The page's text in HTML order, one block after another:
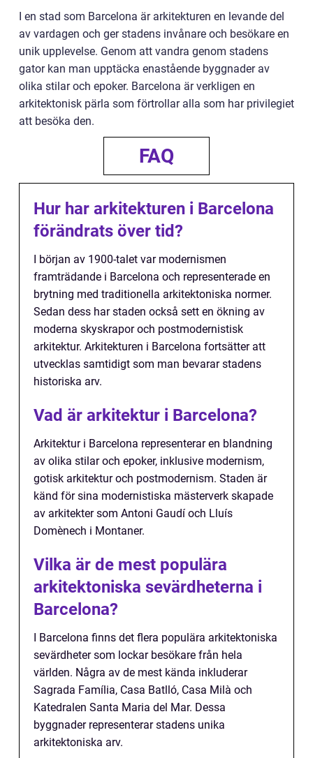
I en stad som Barcelona är arkitekturen en levande del
av vardagen och ger stadens invånare och besökare en
unik upplevelse. Genom att vandra genom stadens
gator kan man upptäcka enastående byggnader av
olika stilar och epoker. Barcelona är verkligen en
arkitektonisk pärla som förtrollar alla som har privilegiet
att besöka den.
FAQ
Hur har arkitekturen i Barcelona
förändrats över tid?
I början av 1900-talet var modernismen
framträdande i Barcelona och representerade en
brytning med traditionella arkitektoniska normer.
Sedan dess har staden också sett en ökning av
moderna skyskrapor och postmodernistisk
arkitektur. Arkitekturen i Barcelona fortsätter att
utvecklas samtidigt som man bevarar stadens
historiska arv.
Vad är arkitektur i Barcelona?
Arkitektur i Barcelona representerar en blandning
av olika stilar och epoker, inklusive modernism,
gotisk arkitektur och postmodernism. Staden är
känd för sina modernistiska mästerverk skapade
av arkitekter som Antoni Gaudí och Lluís
Domènech i Montaner.
Vilka är de mest populära
arkitektoniska sevärdheterna i
Barcelona?
I Barcelona finns det flera populära arkitektoniska
sevärdheter som lockar besökare från hela
världen. Några av de mest kända inkluderar
Sagrada Família, Casa Batlló, Casa Milà och
Katedralen Santa Maria del Mar. Dessa
byggnader representerar stadens unika
arkitektoniska arv.